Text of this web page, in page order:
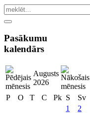
Pasākumu
kalendārs
Augusts
2026
P
O T C Pk S
Sv
1
2